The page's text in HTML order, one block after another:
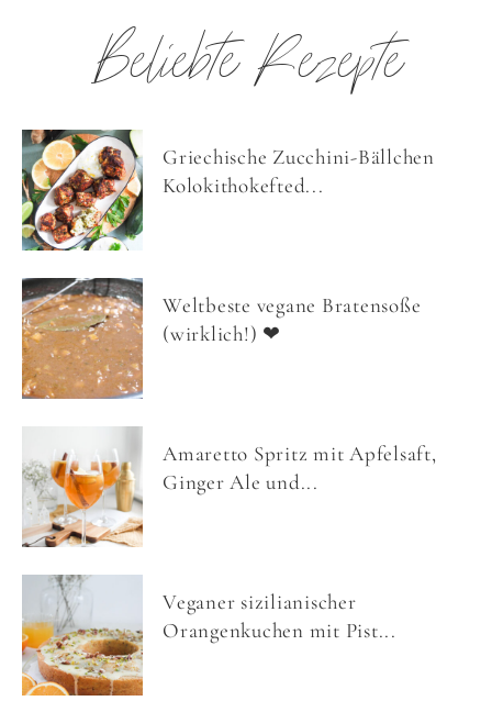
Beliebte Rezepte
Griechische Zucchini-Bällchen
Kolokithokefted...
Weltbeste vegane Bratensoße
(wirklich!) ❤
Amaretto Spritz mit Apfelsaft,
Ginger Ale und...
Veganer sizilianischer
Orangenkuchen mit Pist...